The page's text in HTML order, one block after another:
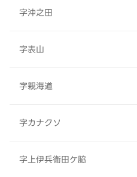
字沖之田
字表山
字親海道
字カナクソ
字上伊兵衛田ケ脇